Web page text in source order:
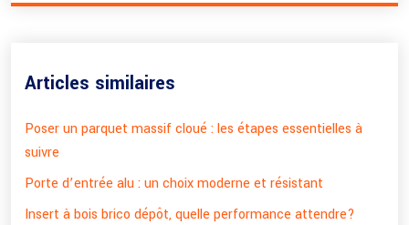
Articles similaires
Poser un parquet massif cloué : les étapes essentielles à
suivre
Porte d’entrée alu : un choix moderne et résistant
Insert à bois brico dépôt, quelle performance attendre?